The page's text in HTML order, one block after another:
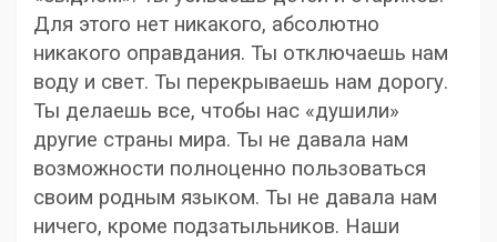
Для этого нет никакого, абсолютно
никакого оправдания. Ты отключаешь нам
воду и свет. Ты перекрываешь нам дорогу.
Ты делаешь все, чтобы нас «душили»
другие страны мира. Ты не давала нам
возможности полноценно пользоваться
своим родным языком. Ты не давала нам
ничего, кроме подзатыльников. Наши